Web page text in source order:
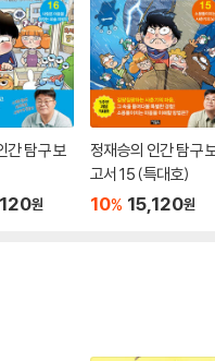
간 탐구 보
원
정재승의 인간 탐구
고서 15 (특대호)
10% 15,120원